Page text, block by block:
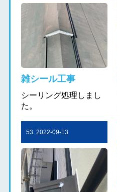
雑シール工事
シーリング処理しまし
た。
53. 2022-09-13